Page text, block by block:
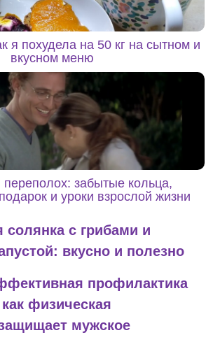
я похудела на 50 кг на сытном и
вкусном меню
забытые кольца,
и уроки взрослой жизни
солянка с грибами и
вкусно и полезно
профилактика
физическая
мужское